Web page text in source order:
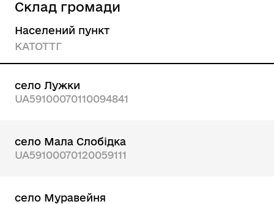
Склад громади
Населений пункт
КАТОТТГ
село Лужки
UA59100070110094841
село Мала Слобідка
UA59100070120059111
село Муравейня